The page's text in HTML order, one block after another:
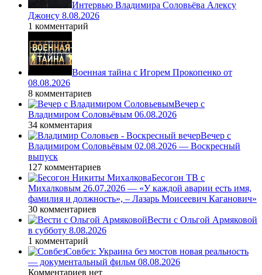
Интервью Владимира Соловьёва Алексу
Джонсу 8.08.2026
1 комментарий
Военная тайна с Игорем Прокопенко от
08.08.2026
8 комментариев
Вечер с
Владимиром Соловьёвым 06.08.2026
34 комментария
Вечер с
Владимиром Соловьёвым 02.08.2026 — Воскресный
выпуск
127 комментариев
Бесогон ТВ с
Михалковым 26.07.2026 — «У каждой аварии есть имя,
фамилия и должность», – Лазарь Моисеевич Каганович»
30 комментариев
Вести с Ольгой Армяковой
в субботу 8.08.2026
1 комментарий
Совбез: Украина без мостов новая реальность
— документальный фильм 08.08.2026
Комментариев нет